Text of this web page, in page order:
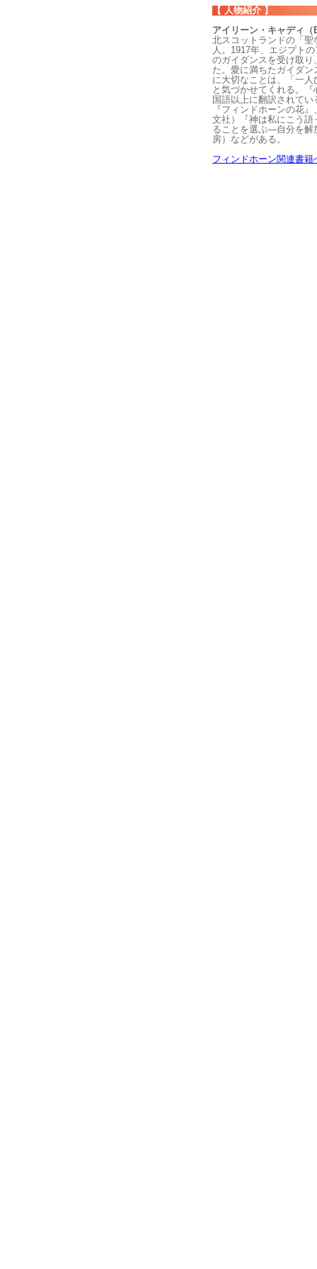
【 人物紹介 】
アイリーン・キャディ
北スコットランドの「
人。1917年、エジプト
のガイダンスを受け取
た。愛に満ちたガイダ
に大切なことは、「一
と気づかせてくれる。
国語以上に翻訳されて
『フィンドホーンの花
文社）『神は私にこう
ることを選ぶ―自分を解
房）などがある。
フィンドホーン関連書籍